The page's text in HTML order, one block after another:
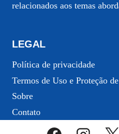
relacionados aos temas
LEGAL
Política de privacidade
Termos de Uso e Proteção
Sobre
Contato